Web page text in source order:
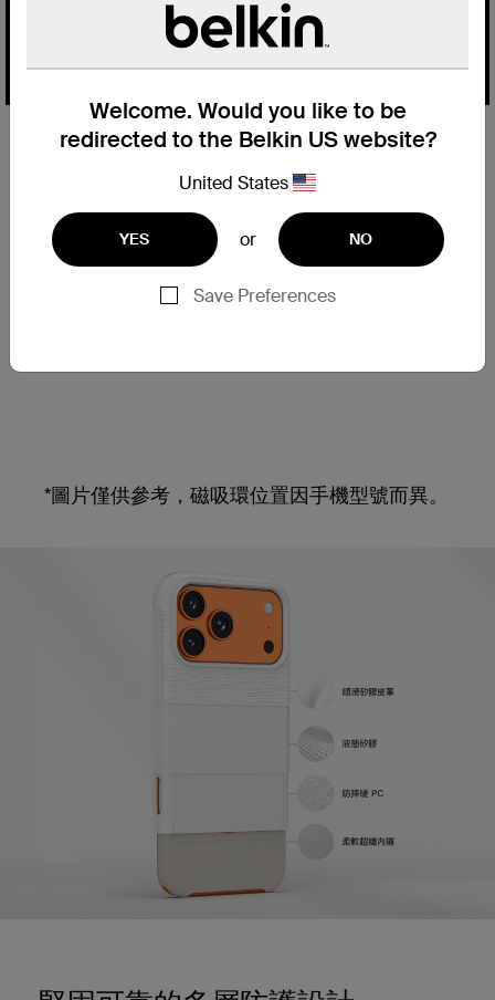
Welcome. Would you like to be
redirected to the Belkin US website?
United States
YES or NO
Save Preferences
高達 10N (牛頓) 的強力磁吸環設
採用特別設計的釹磁鐵，精準對位，穩固不偏
移。
*圖片僅供參考，磁吸環位置因手機型號而異。